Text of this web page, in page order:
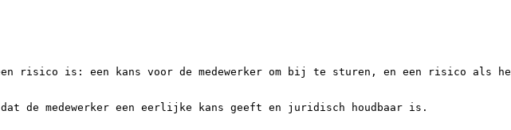
een risico is: een kans voor de medewerker om bij te sturen, en een
de medewerker een eerlijke kans geeft en juridisch houdbaar is.